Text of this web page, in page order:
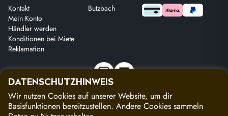
Kontakt
Mein Konto
Händler werden
Konditionen bei Miete
Reklamation
Butzbach
Copyright 2026 Canvaz, all rights reserved
DATENSCHUTZHINWEIS
Wir nutzen Cookies auf unserer Website, um dir
Basisfunktionen bereitzustellen. Andere Cookies sammeln